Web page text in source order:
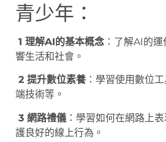
青少年：
1 理解AI的基本概念 ：了解AI的
響生活和社會。
2 提升數位素養 ：學習使用數位
端技術等。
3 網路禮儀 ：學習如何在網路上
護良好的線上行為。